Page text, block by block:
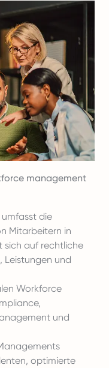
management
die
Mitarbeitern in
sich auf rechtliche
Leistungen und
Workforce
und
optimierte